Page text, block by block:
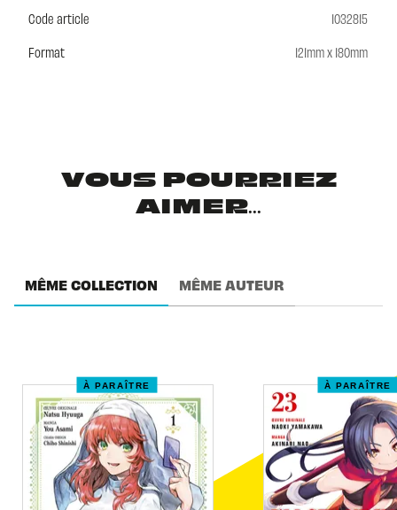
Code article
1032815
Format
121mm x 180mm
VOUS POURRIEZ
AIMER...
MÊME COLLECTION MÊME AUTEUR
À PARAÎTRE À PARAÎTRE